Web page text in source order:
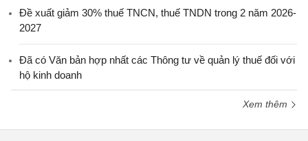
Đề xuất giảm 30% thuế TNCN, thuế TNDN trong 2 năm 2026-
2027
Đã có Văn bản hợp nhất các Thông tư về quản lý thuế đối với
hộ kinh doanh
Xem thêm